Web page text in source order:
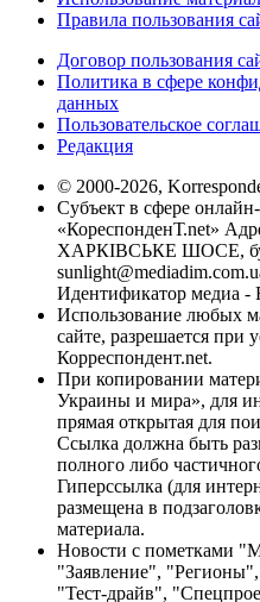
Правила пользования
Договор пользования
Политика в сфере
данных
Пользовательское
Редакция
© 2000-2026,
Субъект в сфере
«КореспонденТ.net»
ХАРКІВСЬКЕ ШОСЕ,
Идентификатор медиа -
Использование любых
сайте, разрешается при
Корреспондент.net.
При копировании
Украины и мира», для
прямая открытая для
Ссылка должна быть
полного либо
Гиперссылка (для
размещена в
материала.
Новости с пометками
"Заявление",
"Тест-драйв",